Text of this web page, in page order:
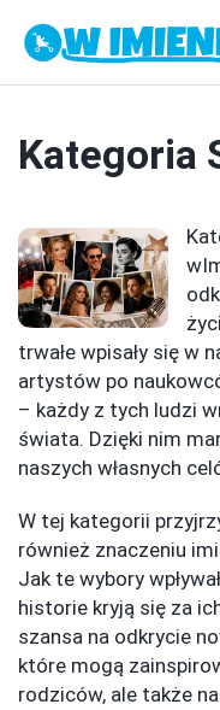
Kategoria
trwałe wpisały się w
artystów po
– każdy z tych ludzi
świata. Dzięki nim
naszych własnych
W tej kategorii
również znaczeniu
Jak te wybory
historie kryją się za
szansa na odkrycie
które mogą
rodziców, ale także